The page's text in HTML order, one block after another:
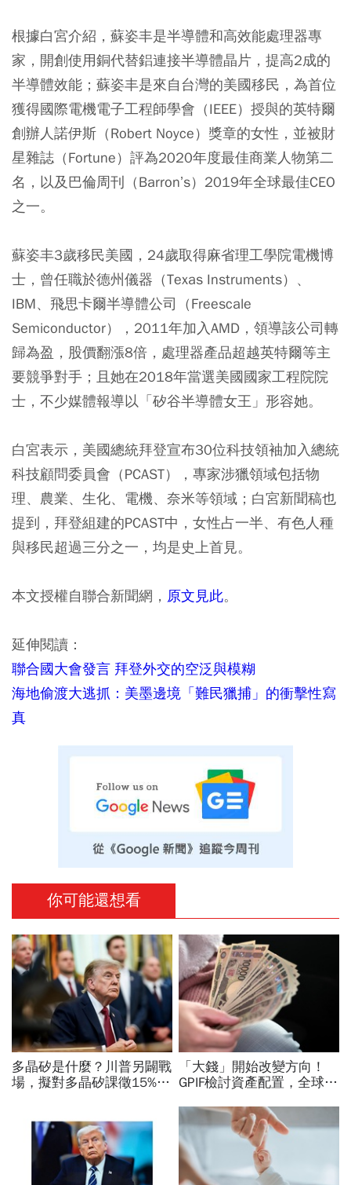
根據白宮介紹，蘇姿丰是半導體和高效能處理器專
家，開創使用銅代替鋁連接半導體晶片，提高2成的
半導體效能；蘇姿丰是來自台灣的美國移民，為首位
獲得國際電機電子工程師學會（IEEE）授與的英特爾
創辦人諾伊斯（Robert Noyce）獎章的女性，並被財
星雜誌（Fortune）評為2020年度最佳商業人物第二
名，以及巴倫周刊（Barron’s）2019年全球最佳CEO
之一。
蘇姿丰3歲移民美國，24歲取得麻省理工學院電機博
士，曾任職於德州儀器（Texas Instruments）、
IBM、飛思卡爾半導體公司（Freescale
Semiconductor），2011年加入AMD，領導該公司轉
歸為盈，股價翻漲8倍，處理器產品超越英特爾等主
要競爭對手；且她在2018年當選美國國家工程院院
士，不少媒體報導以「矽谷半導體女王」形容她。
白宮表示，美國總統拜登宣布30位科技領袖加入總統
科技顧問委員會（PCAST），專家涉獵領域包括物
理、農業、生化、電機、奈米等領域；白宮新聞稿也
提到，拜登組建的PCAST中，女性占一半、有色人種
與移民超過三分之一，均是史上首見。
本文授權自聯合新聞網， 原文見此。
延伸閱讀：
聯合國大會發言 拜登外交的空泛與模糊
海地偷渡大逃抓：美墨邊境「難民獵捕」的衝擊性寫
真
你可能還想看
多晶矽是什麼？川普另闢戰
場，擬對多晶矽課徵15%關
「大錢」開始改變方向！
GPIF檢討資產配置，全球資